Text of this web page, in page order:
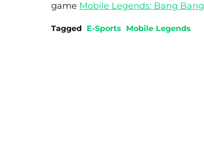
game Mobile Legends: Bang Bang
Tagged E-Sports Mobile Legends